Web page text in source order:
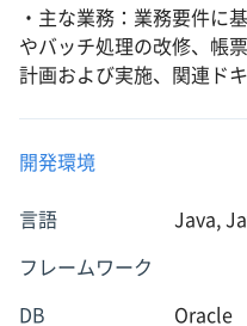
・主な業務：業務要件に
やバッチ処理の改修、帳
計画および実施、関連ド
開発環境
言語 Java,
フレームワーク
DB Oracle